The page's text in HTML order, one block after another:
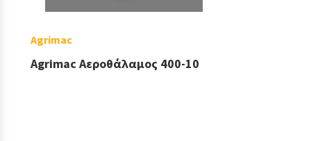
Agrimac
Agrimac Αεροθάλαμος 400-10